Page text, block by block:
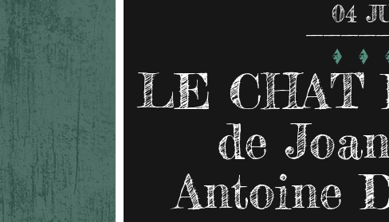
04
LE CHAT
de
Antoine